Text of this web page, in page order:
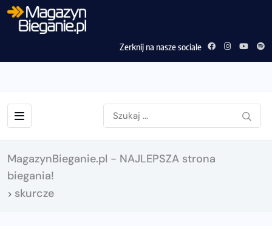
Zerknij na nasze sociale
MagazynBieganie.pl - NAJLEPSZA strona
biegania!
> skurcze